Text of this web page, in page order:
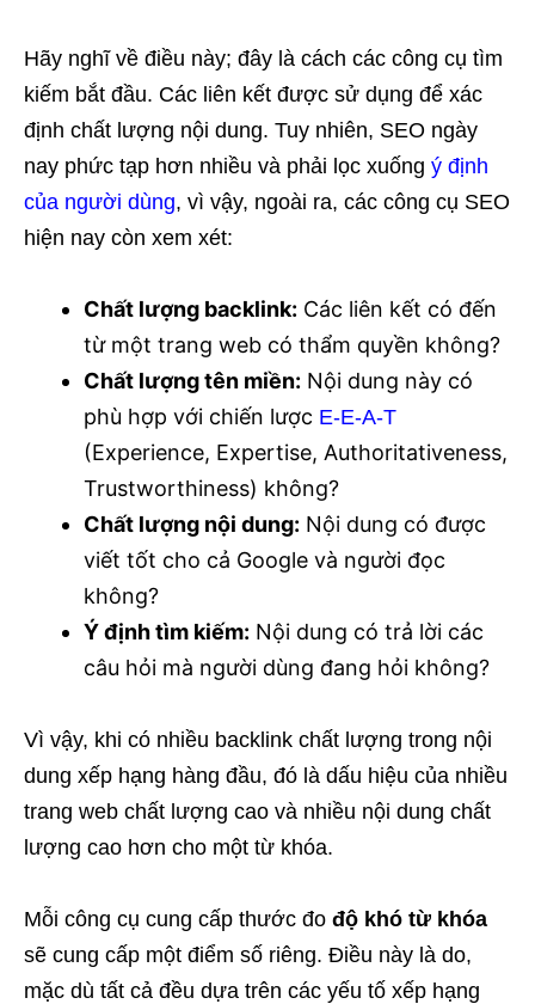
Hãy nghĩ về điều này; đây là cách các công cụ tìm
kiếm bắt đầu. Các liên kết được sử dụng để xác
định chất lượng nội dung. Tuy nhiên, SEO ngày
nay phức tạp hơn nhiều và phải lọc xuống ý định
của người dùng, vì vậy, ngoài ra, các công cụ SEO
hiện nay còn xem xét:
Chất lượng backlink: Các liên kết có đến
từ một trang web có thẩm quyền không?
Chất lượng tên miền: Nội dung này có
phù hợp với chiến lược E-E-A-T
(Experience, Expertise, Authoritativeness,
Trustworthiness) không?
Chất lượng nội dung: Nội dung có được
viết tốt cho cả Google và người đọc
không?
Ý định tìm kiếm: Nội dung có trả lời các
câu hỏi mà người dùng đang hỏi không?
Vì vậy, khi có nhiều backlink chất lượng trong nội
dung xếp hạng hàng đầu, đó là dấu hiệu của nhiều
trang web chất lượng cao và nhiều nội dung chất
lượng cao hơn cho một từ khóa.
Mỗi công cụ cung cấp thước đo độ khó từ khóa
sẽ cung cấp một điểm số riêng. Điều này là do,
mặc dù tất cả đều dựa trên các yếu tố xếp hạng